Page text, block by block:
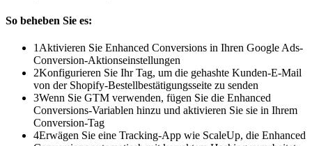
So beheben Sie es:
1 Aktivieren Sie Enhanced Conversions in Ihren Google Ads-
Conversion-Aktionseinstellungen
2Konfigurieren Sie Ihr Tag, um die gehashte Kunden-E-Mail
von der Shopify-Bestellbestätigungsseite zu senden
3Wenn Sie GTM verwenden, fügen Sie die Enhanced
Conversions-Variablen hinzu und aktivieren Sie sie in Ihrem
Conversion-Tag
4Erwägen Sie eine Tracking-App wie ScaleUp, die Enhanced